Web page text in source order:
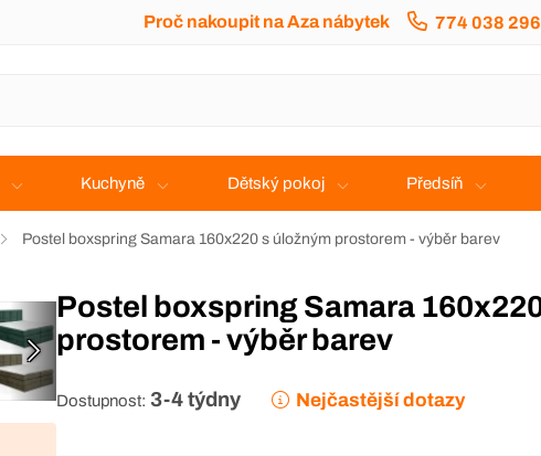
Proč nakoupit na Aza nábytek 774 038 296
Kuchyně Dětský pokoj Předsíň
Postel boxspring Samara 160x220 s úložným prostorem - výběr barev
Postel boxspring Samara 160x220 s úložným
prostorem - výběr barev
Dostupnost: 3-4 týdny Nejčastější dotazy